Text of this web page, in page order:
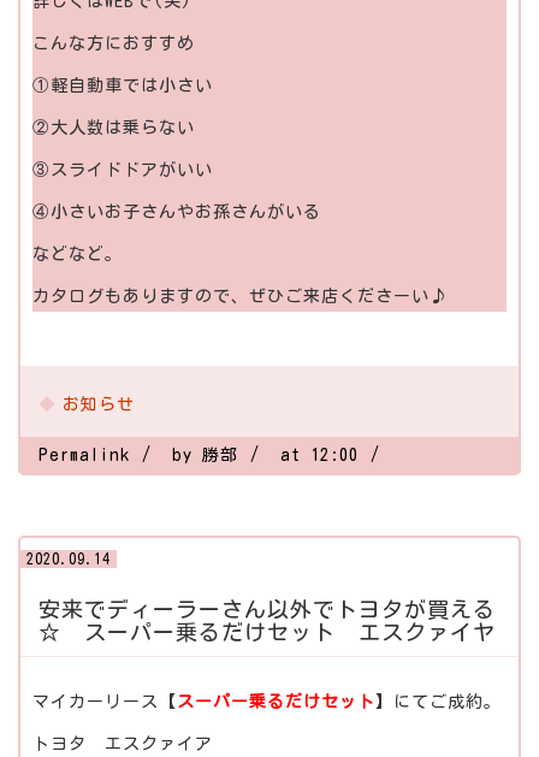
こんな方におすすめ
①軽自動車では小さい
②大人数は乗らない
③スライドドアがいい
④小さいお子さんやお孫さんがいる
などなど。
カタログもありますので、ぜひご来店くださーい♪
お知らせ
Permalink by 勝部 at 12:00
2020.09.14
安来でディーラーさん以外でトヨタが買える
☆ スーパー乗るだけセット エスクァイヤ
マイカーリース【 スーパー乗るだけセット 】にてご成約。
トヨタ エスクァイア